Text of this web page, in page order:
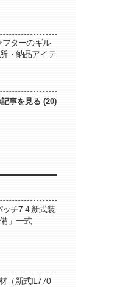
フターのギル
・納品アイテ
事を見る (20)
ッチ7.4 新式装
」一式
（新式IL770